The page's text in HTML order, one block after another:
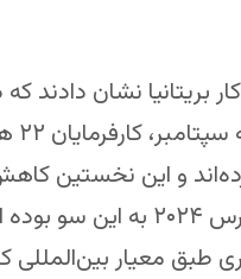
بریتانیا نشان دادند که
و این نخستین
کار این کشور از مارس ۲۰۲۴ به